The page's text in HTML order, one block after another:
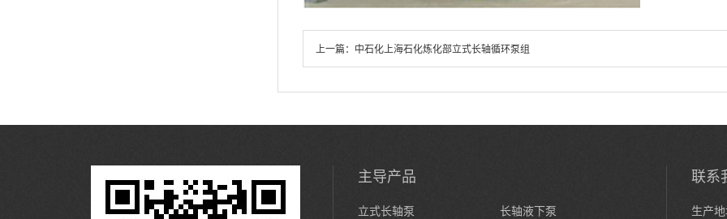
上一篇： 中石化上海石化炼化部立式长轴循环泵组
主导产品
立式长轴泵
长轴液下泵
联系
生产